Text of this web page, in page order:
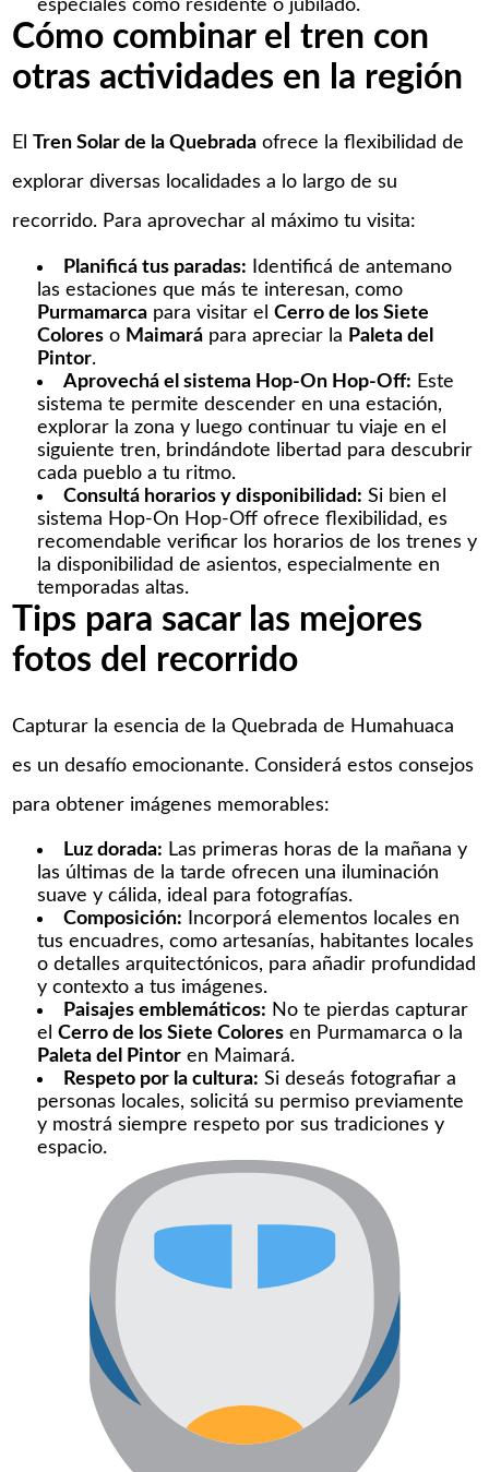
especiales como residente o jubilado.​
Cómo combinar el tren con
otras actividades en la región
El Tren Solar de la Quebrada ofrece la flexibilidad de
explorar diversas localidades a lo largo de su
recorrido. Para aprovechar al máximo tu visita:
Planificá tus paradas: Identificá de antemano
las estaciones que más te interesan, como
Purmamarcapara visitar el Cerro de los Siete
Coloreso Maimarápara apreciar la Paleta del
Pintor.​
Aprovechá el sistema Hop-On Hop-Off: Este
sistema te permite descender en una estación,
explorar la zona y luego continuar tu viaje en el
siguiente tren, brindándote libertad para descubrir
cada pueblo a tu ritmo.​
Consultá horarios y disponibilidad: Si bien el
sistema Hop-On Hop-Off ofrece flexibilidad, es
recomendable verificar los horarios de los trenes y
la disponibilidad de asientos, especialmente en
temporadas altas.​
Tips para sacar las mejores
fotos del recorrido
Capturar la esencia de la Quebrada de Humahuaca
es un desafío emocionante. Considerá estos consejos
para obtener imágenes memorables:
Luz dorada: Las primeras horas de la mañana y
las últimas de la tarde ofrecen una iluminación
suave y cálida, ideal para fotografías.​
Composición: Incorporá elementos locales en
tus encuadres, como artesanías, habitantes locales
o detalles arquitectónicos, para añadir profundidad
y contexto a tus imágenes.​
Paisajes emblemáticos: No te pierdas capturar
el Cerro de los Siete Coloresen Purmamarca o la
Paleta del Pintoren Maimará.​
Respeto por la cultura: Si deseás fotografiar a
personas locales, solicitá su permiso previamente
y mostrá siempre respeto por sus tradiciones y
espacio.